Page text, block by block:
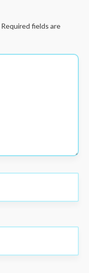
Required fields are